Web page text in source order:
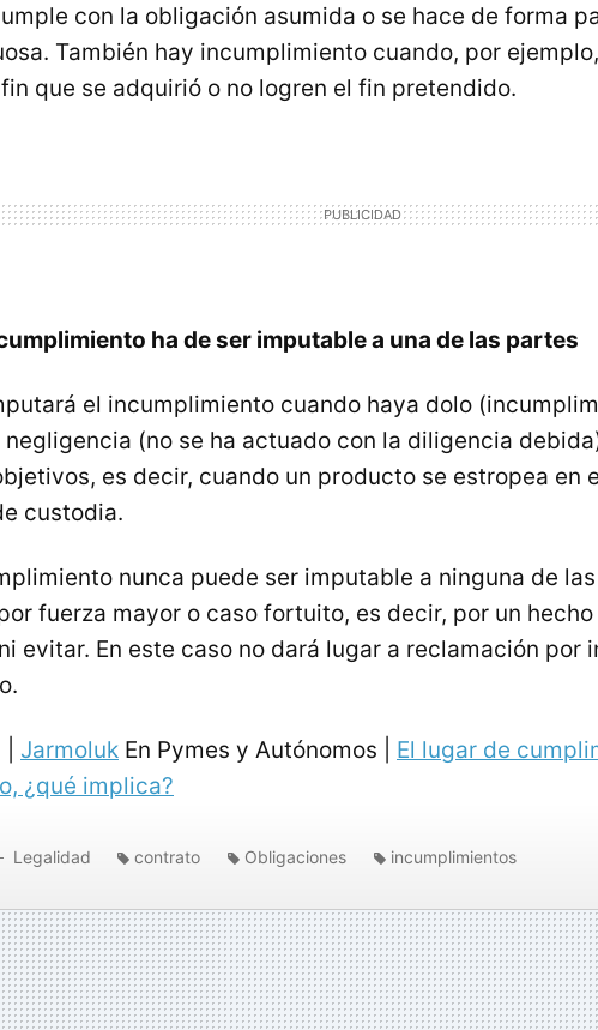
con la obligación asumida o se hace de forma
También hay incumplimiento cuando, por
que se adquirió o no logren el fin pretendido.
ha de ser imputable a una de las partes
el incumplimiento cuando haya dolo
negligencia (no se ha actuado con la diligencia
es decir, cuando un producto se estropea en
custodia.
nunca puede ser imputable a ninguna de
fuerza mayor o caso fortuito, es decir, por un
evitar. En este caso no dará lugar a reclamación por
Jarmoluk En Pymes y Autónomos | El lugar de
¿qué implica?
Legalidad contrato Obligaciones incumplimientos